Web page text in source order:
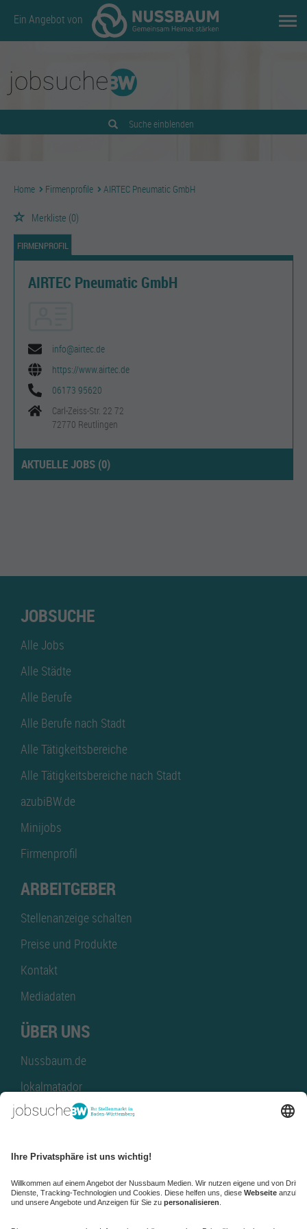
Ein Angebot von
Suche einblenden
Home Firmenprofile AIRTEC Pneumatic GmbH
Merkliste (0)
FIRMENPROFIL
AIRTEC Pneumatic GmbH
info@airtec.de
https://www.airtec.de
06173 95620
Carl-Zeiss-Str. 22 72
72770 Reutlingen
AKTUELLE JOBS (0)
JOBSUCHE
Alle Jobs
Alle Städte
Alle Berufe
Alle Berufe nach Stadt
Alle Tätigkeitsbereiche
Alle Tätigkeitsbereiche nach Stadt
azubiBW.de
Minijobs
Firmenprofil
ARBEITGEBER
Stellenanzeige schalten
Preise und Produkte
Kontakt
Mediadaten
ÜBER UNS
Nussbaum.de
lokalmatador
kaufinBW
NussbaumID
Nussbaum Medien